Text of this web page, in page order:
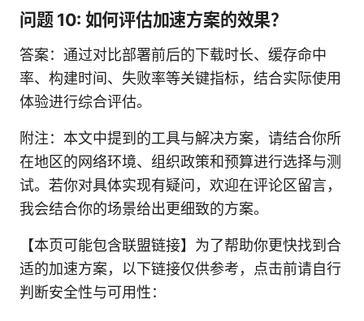
问题 10: 如何评估加速方案的效果？
答案：通过对比部署前后的下载时长、缓存命中
率、构建时间、失败率等关键指标，结合实际使用
体验进行综合评估。
附注：本文中提到的工具与解决方案，请结合你所
在地区的网络环境、组织政策和预算进行选择与测
试。若你对具体实现有疑问，欢迎在评论区留言，
我会结合你的场景给出更细致的方案。
【本页可能包含联盟链接】为了帮助你更快找到合
适的加速方案，以下链接仅供参考，点击前请自行
判断安全性与可用性：